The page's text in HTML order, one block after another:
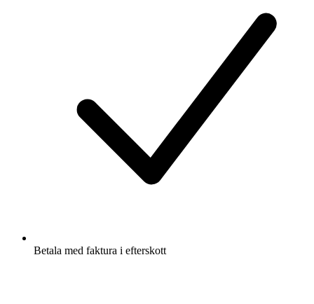
Betala med faktura i efterskott